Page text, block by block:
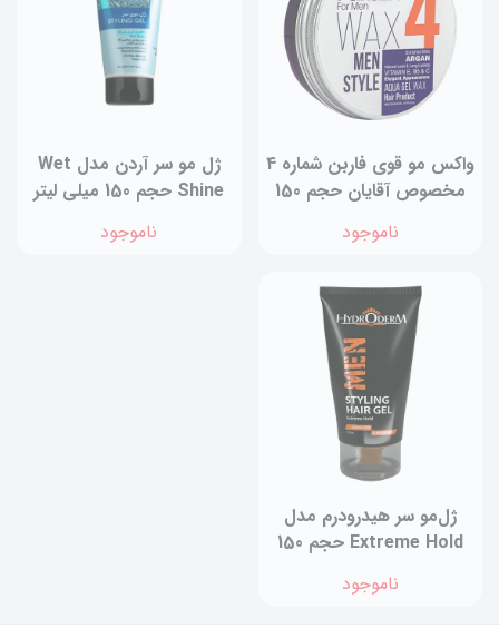
واکس مو قوی فاربن شماره 4
مخصوص آقایان حجم 150
ناموجود
ژل مو سر آردن مدل Wet
Shine حجم 150 میلی لیتر
ناموجود
ژل‌مو سر هیدرودرم مدل
Extreme Hold حجم 150
میلی‌لیتر
ناموجود